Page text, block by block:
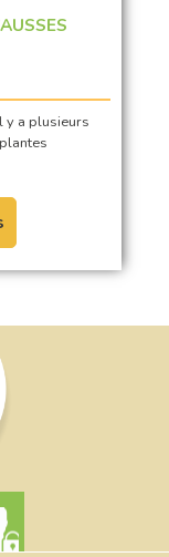
y a plusieurs